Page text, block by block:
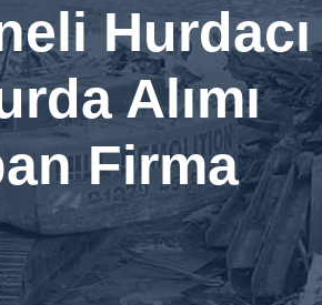
Hurdacı
Alımı
Firma